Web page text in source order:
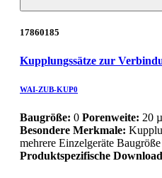
17860185
Kupplungssätze zur
WAI-ZUB-KUP0
Baugröße: 0 Porenweite: 20
Besondere Merkmale:
mehrere Einzelgeräte
Produktspezifische